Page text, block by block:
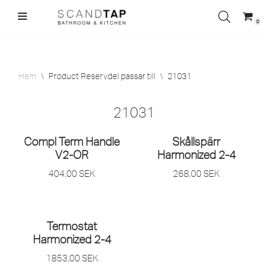
0
Hem \ Product Reservdel passar till \ 21031
21031
Compl Term Handle
V2-OR
404,00 SEK
Skållspärr
Harmonized 2-4
268,00 SEK
Termostat
Harmonized 2-4
1853,00 SEK